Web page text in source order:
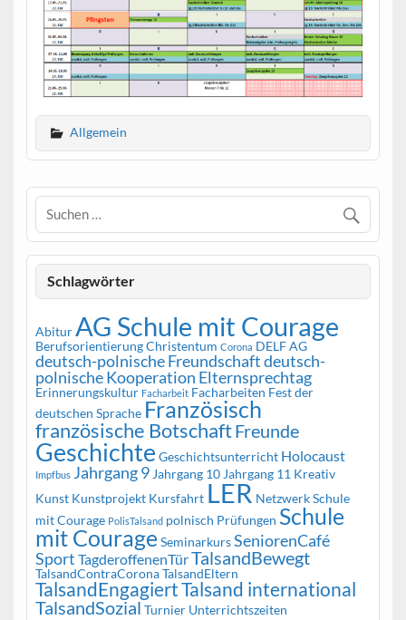
Allgemein
Schlagwörter
AbiturAG Schule mit Courage
BerufsorientierungChristentum Corona DELF AG
deutsch-polnische Freundschaftdeutsch-
polnische Kooperation Elternsprechtag
Erinnerungskultur Facharbeit Facharbeiten Fest der
deutschen Sprache Französisch
französische BotschaftFreunde
Geschichte Geschichtsunterricht Holocaust
Impfbus Jahrgang 9 Jahrgang 10 Jahrgang 11 Kreativ
Kunst Kunstprojekt Kursfahrt LER Netzwerk Schule
mit Courage PolisTalsand polnisch Prüfungen Schule
mit Courage SeminarkursSeniorenCafé
Sport TagderoffenenTürTalsandBewegt
TalsandContraCoronaTalsandEltern
TalsandEngagiertTalsand international
TalsandSozial Turnier Unterrichtszeiten